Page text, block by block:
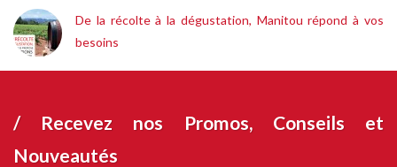
De la récolte à la dégustation, Manitou répond à vos
besoins
/ Recevez nos Promos, Conseils et
Nouveautés